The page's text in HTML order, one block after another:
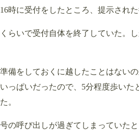
時に受付をしたところ、提示され
らいで受付自体を終了していた。
備をしておくに越したことはない
っぱいだったので、5分程度歩い
。
の呼び出しが過ぎてしまっていた